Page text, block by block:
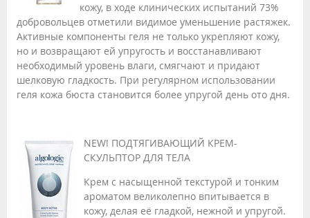
кожу, в ходе клинических испытаний 73%
добровольцев отметили видимое уменьшение растяжек.
Активные компоненты геля не только укрепляют кожу,
но и возвращают ей упругость и восстанавливают
необходимый уровень влаги, смягчают и придают
шелковую гладкость. При регулярном использовании
геля кожа бюста становится более упругой день ото дня.
NEW! ПОДТЯГИВАЮЩИЙ КРЕМ-
СКУЛЬПТОР ДЛЯ ТЕЛА
Крем с насыщенной текстурой и тонким
ароматом великолепно впитывается в
кожу, делая её гладкой, нежной и упругой.